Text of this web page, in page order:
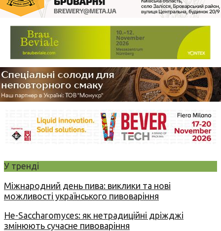
У тренді
Міжнародний день пива: виклики та нові
можливості українського пивоваріння
Не-Saccharomyces: як нетрадиційні дріжджі
змінюють сучасне пивоваріння